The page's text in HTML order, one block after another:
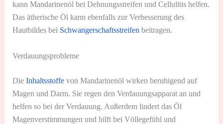
kann Mandarinenöl bei Dehnungsstreifen und Cellulitis helfen.
Das ätherische Öl kann ebenfalls zur Verbesserung des
Hautbildes bei Schwangerschaftsstreifen beitragen.
Verdauungsprobleme
Die Inhaltsstoffevon Mandarinenöl wirken beruhigend auf
Magen und Darm. Sie regen den Verdauungsapparat an und
helfen so bei der Verdauung. Außerdem lindert das Öl
Magenverstimmungen und hilft bei Völlegefühl und